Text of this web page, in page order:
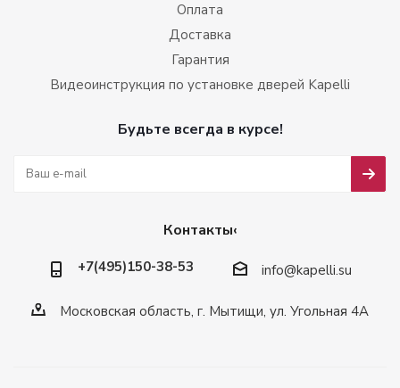
Оплата
Доставка
Гарантия
Видеоинструкция по установке дверей Kapelli
Будьте всегда в курсе!
Контакты‹
+7(495)150-38-53 info@kapelli.su
Московская область, г. Мытищи, ул. Угольная 4А